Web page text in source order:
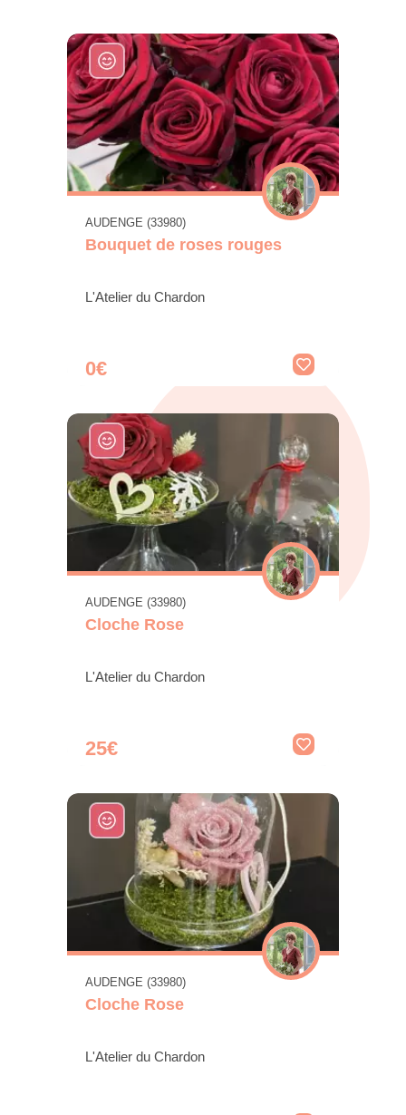
AUDENGE (33980)
Bouquet de roses rouges
L'Atelier du Chardon
0€
AUDENGE (33980)
Cloche Rose
L'Atelier du Chardon
25€
AUDENGE (33980)
Cloche Rose
L'Atelier du Chardon